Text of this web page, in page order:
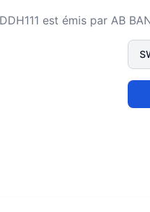
est émis par AB